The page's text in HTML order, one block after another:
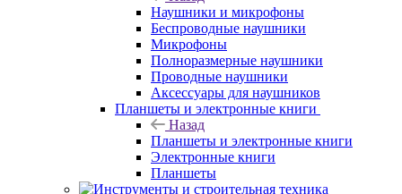
Наушники и микрофоны
Беспроводные наушники
Микрофоны
Полноразмерные наушники
Проводные наушники
Аксессуары для наушников
Планшеты и электронные книги
Назад
Планшеты и электронные книги
Электронные книги
Планшеты